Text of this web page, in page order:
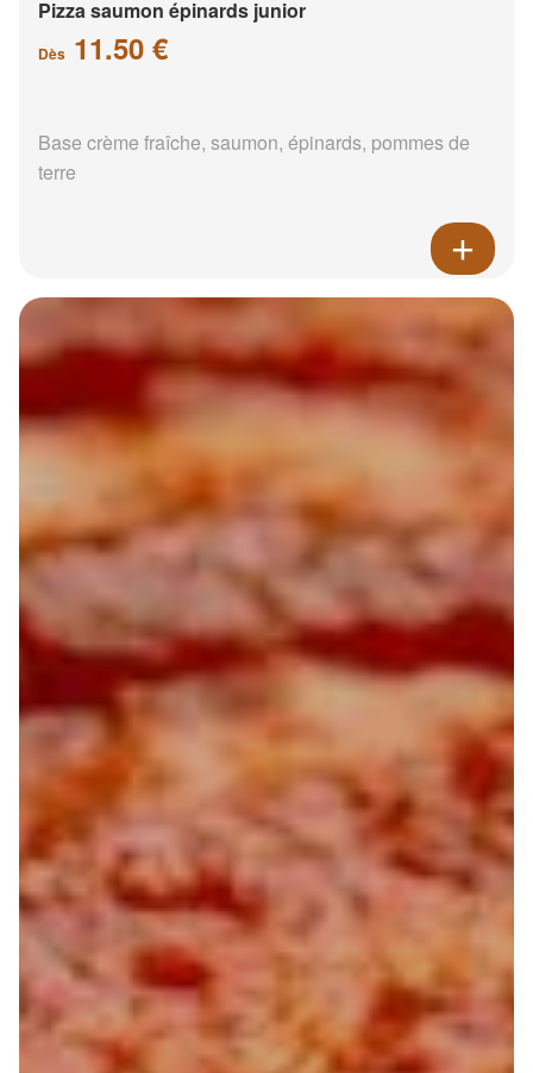
Pizza saumon épinards junior
Dès 11.50 €
Base crème fraîche, saumon, épinards, pommes de
terre